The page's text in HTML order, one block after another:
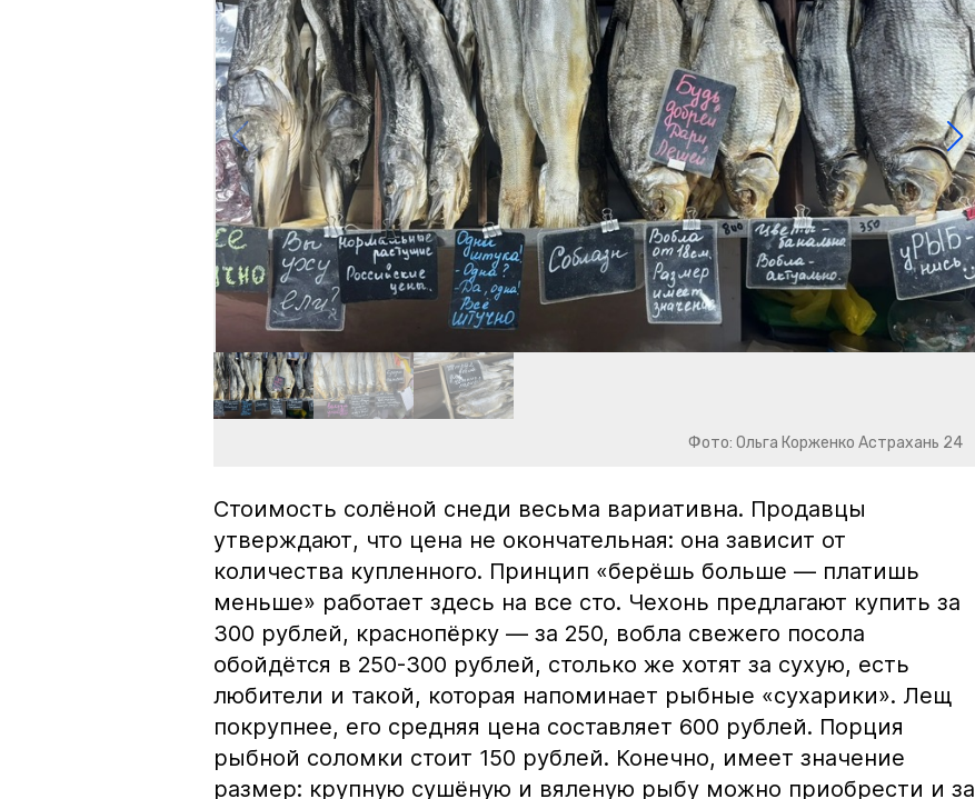
Фото: Ольга Корженко Астрахань 24
Стоимость солёной снеди весьма вариативна. Продавцы
утверждают, что цена не окончательная: она зависит от
количества купленного. Принцип «берёшь больше — платишь
меньше» работает здесь на все сто. Чехонь предлагают купить за
300 рублей, краснопёрку — за 250, вобла свежего посола
обойдётся в 250-300 рублей, столько же хотят за сухую, есть
любители и такой, которая напоминает рыбные «сухарики». Лещ
покрупнее, его средняя цена составляет 600 рублей. Порция
рыбной соломки стоит 150 рублей. Конечно, имеет значение
размер: крупную сушёную и вяленую рыбу можно приобрести и за